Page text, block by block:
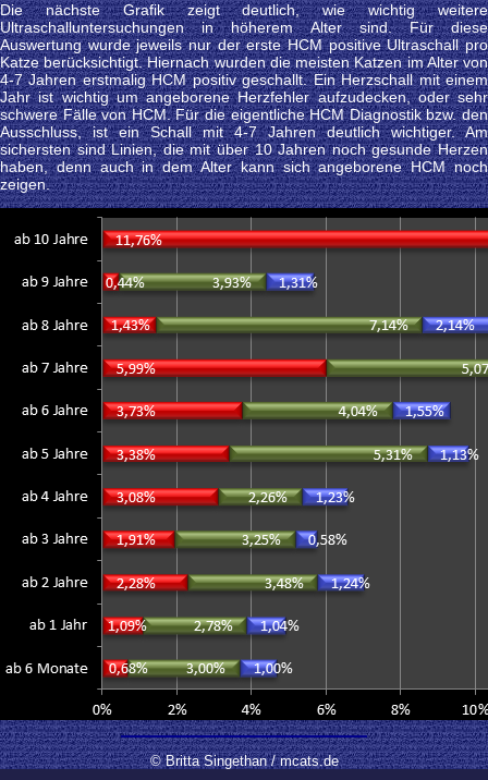
Die nächste Grafik zeigt deutlich, wie wichtig weitere
Ultraschalluntersuchungen in höherem Alter sind. Für diese
Auswertung wurde jeweils nur der erste HCM positive Ultraschall pro
Katze berücksichtigt. Hiernach wurden die meisten Katzen im Alter von
4-7 Jahren erstmalig HCM positiv geschallt. Ein Herzschall mit einem
Jahr ist wichtig um angeborene Herzfehler aufzudecken, oder sehr
schwere Fälle von HCM. Für die eigentliche HCM Diagnostik bzw. den
Ausschluss, ist ein Schall mit 4-7 Jahren deutlich wichtiger. Am
sichersten sind Linien, die mit über 10 Jahren noch gesunde Herzen
haben, denn auch in dem Alter kann sich angeborene HCM noch
zeigen.
© Britta Singethan / mcats.de